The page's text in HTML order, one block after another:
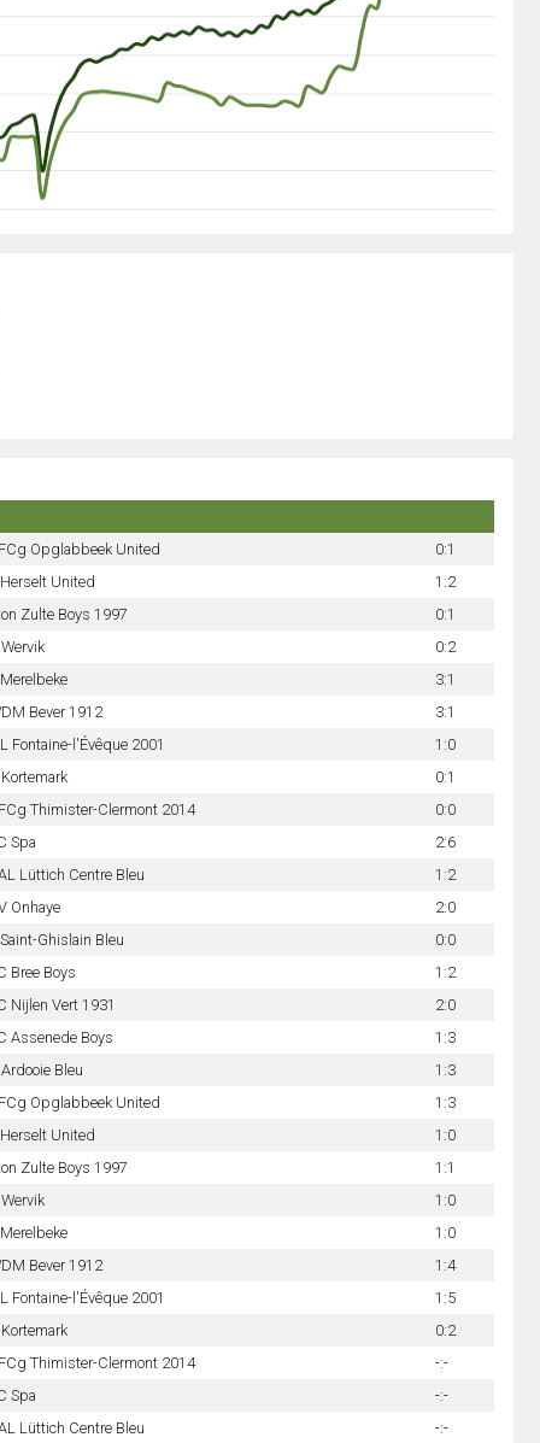
Opglabbeek United
0:1
United
1:2
Zulte Boys 1997
0:1
0:2
3:1
Bever 1912
3:1
Fontaine-l'Évêque 2001
1:0
0:1
Thimister-Clermont 2014
0:0
Spa
2:6
Lüttich Centre Bleu
1:2
Onhaye
2:0
Ghislain Bleu
0:0
Bree Boys
1:2
Nijlen Vert 1931
2:0
Assenede Boys
1:3
Bleu
1:3
Opglabbeek United
1:3
United
1:0
Zulte Boys 1997
1:1
1:0
1:0
Bever 1912
1:4
Fontaine-l'Évêque 2001
1:5
0:2
Thimister-Clermont 2014
-:-
Spa
-:-
Lüttich Centre Bleu -:-